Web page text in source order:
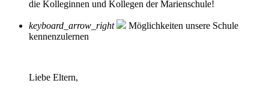
die Kolleginnen und Kollegen der Marienschule!
keyboard_arrow_right
Möglichkeiten unsere Schule
kennenzulernen
Liebe Eltern,